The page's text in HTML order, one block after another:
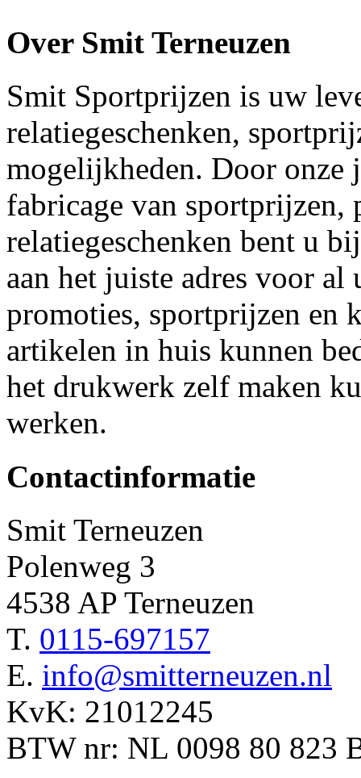
Over Smit Terneuzen
Smit Sportprijzen is uw
relatiegeschenken,
mogelijkheden. Door onze
fabricage van sportprijzen,
relatiegeschenken bent u
aan het juiste adres voor al
promoties, sportprijzen en
artikelen in huis kunnen
het drukwerk zelf maken
werken.
Contactinformatie
Smit Terneuzen
Polenweg 3
4538 AP Terneuzen
T. 0115-697157
E. info@smitterneuzen.nl
KvK: 21012245
BTW nr: NL 0098 80 823